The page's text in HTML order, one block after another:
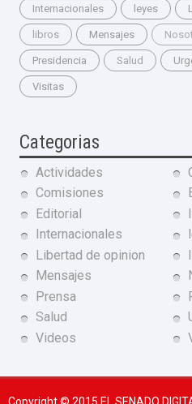
Internacionales leyes
libros Mensajes
Presidencia Salud
Visitas
Categorias
Actividades
Comisiones
Editorial
Internacionales
Libertad de opinion
Mensajes
Prensa
Salud
Videos